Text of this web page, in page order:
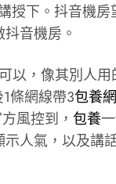
授下。抖音機
音機房。
以，像其別人
條網線帶3包養網
風控到， 包養
示人氣，以及講